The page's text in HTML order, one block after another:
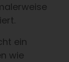
ein
wie